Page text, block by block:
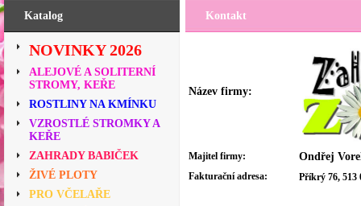
Katalog
NOVINKY 2026
ALEJOVÉ A SOLITERNÍ
STROMY, KEŘE
ROSTLINY NA KMÍNKU
VZROSTLÉ STROMKY A
KEŘE
ZAHRADY BABIČEK
ŽIVÉ PLOTY
PRO VČELAŘE
Kontakt
Název firmy:
Majitel firmy:
Fakturační adresa:
Ondřej
Příkrý 76, 513